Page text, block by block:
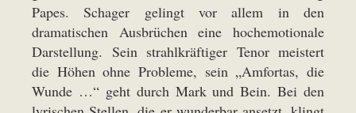
Papes. Schager gelingt vor allem in den
dramatischen Ausbrüchen eine hochemotionale
Darstellung. Sein strahlkräftiger Tenor meistert
die Höhen ohne Probleme, sein „Amfortas, die
Wunde …“ geht durch Mark und Bein. Bei den